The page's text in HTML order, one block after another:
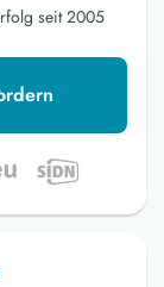
seit 2005